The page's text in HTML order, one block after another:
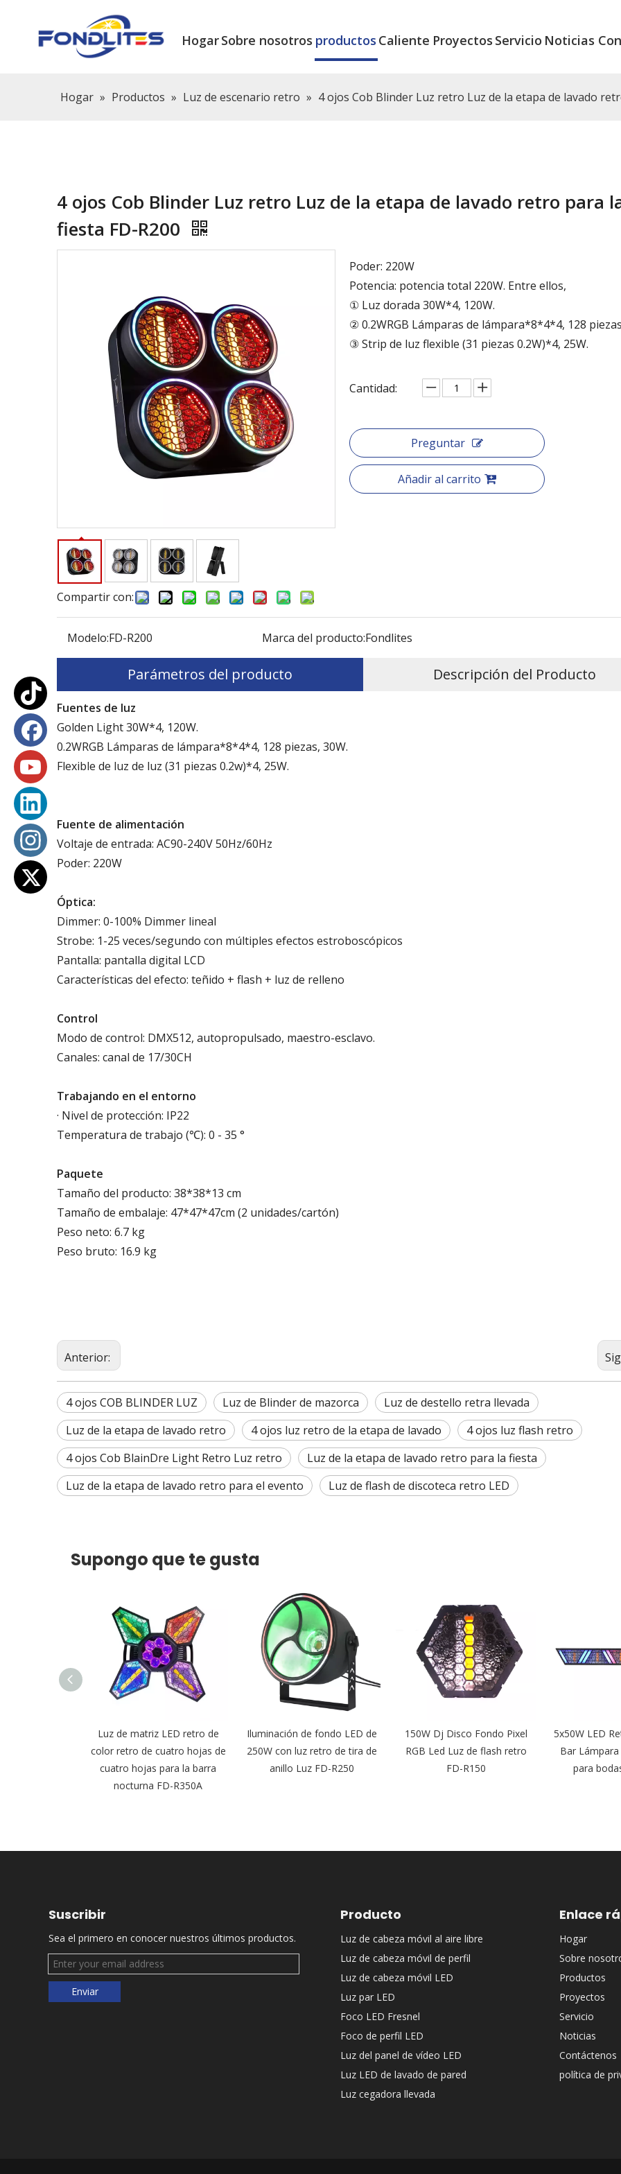
HogarSobre nosotros productos Caliente Proyectos Servicio Noticias
Hogar » Productos » Luz de escenario retro » 4 ojos Cob Blinder Luz retro Luz de la etapa de lavado
4 ojos Cob Blinder Luz retro Luz de la etapa de lavado retro para
fiesta FD-R200
Compartir con:
Poder: 220W
Potencia: potencia total 220W. Entre ellos,
① Luz dorada 30W*4, 120W.
② 0.2WRGB Lámparas de lámpara*8*4*4, 128
③ Strip de luz flexible (31 piezas 0.2W)*4, 25W.
Cantidad:
Preguntar
Añadir al carrito
Modelo:FD-R200 Marca del producto:Fondlites
Parámetros del producto Descripción del Producto
Fuentes de luz
Golden Light 30W*4, 120W.
0.2WRGB Lámparas de lámpara*8*4*4, 128 piezas, 30W.
Flexible de luz de luz (31 piezas 0.2w)*4, 25W.
Fuente de alimentación
Voltaje de entrada: AC90-240V 50Hz/60Hz
Poder: 220W
Óptica:
Dimmer: 0-100% Dimmer lineal
Strobe: 1-25 veces/segundo con múltiples efectos estroboscópicos
Pantalla: pantalla digital LCD
Características del efecto: teñido + flash + luz de relleno
Control
Modo de control: DMX512, autopropulsado, maestro-esclavo.
Canales: canal de 17/30CH
Trabajando en el entorno
· Nivel de protección: IP22
Temperatura de trabajo (℃): 0 - 35 °
Paquete
Tamaño del producto: 38*38*13 cm
Tamaño de embalaje: 47*47*47cm (2 unidades/cartón)
Peso neto: 6.7 kg
Peso bruto: 16.9 kg
Anterior:
4 ojos COB BLINDER LUZ Luz de Blinder de mazorca
Luz de destello retra llevada
Luz de la etapa de lavado retro
4 ojos luz retro de la etapa de lavado
4 ojos luz flash retro
4 ojos Cob BlainDre Light Retro Luz retro
Luz de la etapa de lavado retro para la fiesta
Luz de la etapa de lavado retro para el evento
Luz de flash de discoteca retro LED
Supongo que te gusta
Luz de matriz LED retro de
color retro de cuatro hojas de
cuatro hojas para la barra
nocturna FD-R350A
Iluminación de fondo LED de
250W con luz retro de tira de
anillo Luz FD-R250
150W Dj Disco Fondo Pixel
RGB Led Luz de flash retro
5x50W LED Retro Flash Party
Bar Lámpara de escenario
para bodas FD-R550
Suscribir
Sea el primero en conocer nuestros últimos productos.
Enviar
Producto
Luz de cabeza móvil al aire libre
Luz de cabeza móvil de perfil
Luz de cabeza móvil LED
Luz par LED
Foco LED Fresnel
Foco de perfil LED
Luz del panel de vídeo LED
Luz LED de lavado de pared
Luz cegadora llevada
Enlace
Hogar
Sobre
Productos
Proyectos
Servicio
Noticias
Contáctenos
política de